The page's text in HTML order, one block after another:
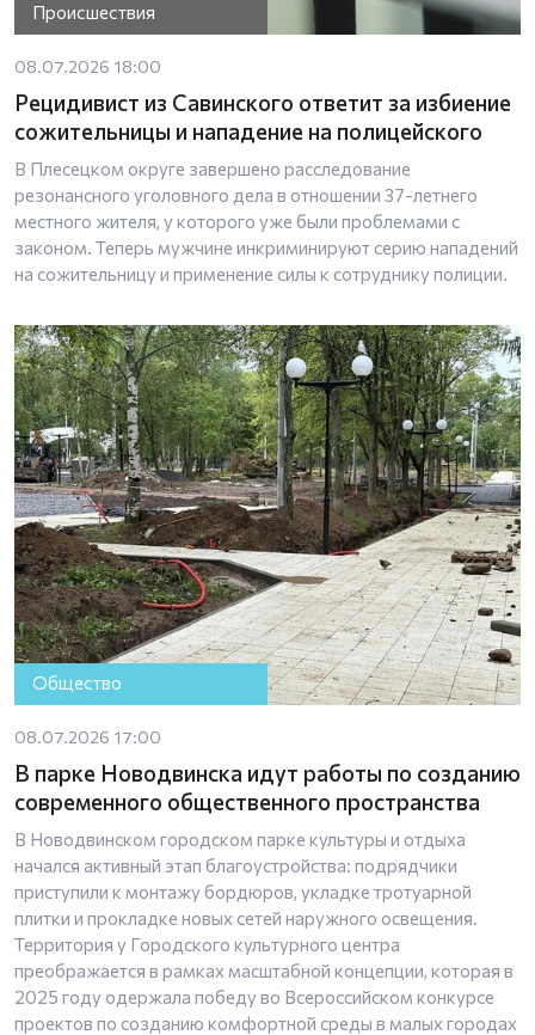
Происшествия
08.07.2026 18:00
Рецидивист из Савинского ответит за избиение
сожительницы и нападение на полицейского
В Плесецком округе завершено расследование
резонансного уголовного дела в отношении 37-летнего
местного жителя, у которого уже были проблемами с
законом. Теперь мужчине инкриминируют серию нападений
на сожительницу и применение силы к сотруднику полиции.
Общество
08.07.2026 17:00
В парке Новодвинска идут работы по созданию
современного общественного пространства
В Новодвинском городском парке культуры и отдыха
начался активный этап благоустройства: подрядчики
приступили к монтажу бордюров, укладке тротуарной
плитки и прокладке новых сетей наружного освещения.
Территория у Городского культурного центра
преображается в рамках масштабной концепции, которая в
2025 году одержала победу во Всероссийском конкурсе
проектов по созданию комфортной среды в малых городах